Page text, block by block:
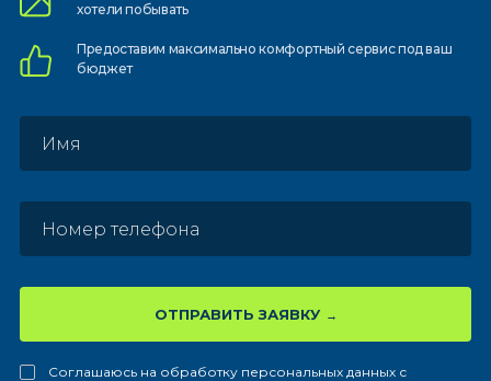
хотели побывать
Предоставим максимально комфортныйсервис под ваш
бюджет
ОТПРАВИТЬ ЗАЯВКУ
Соглашаюсь на обработку персональных данных с